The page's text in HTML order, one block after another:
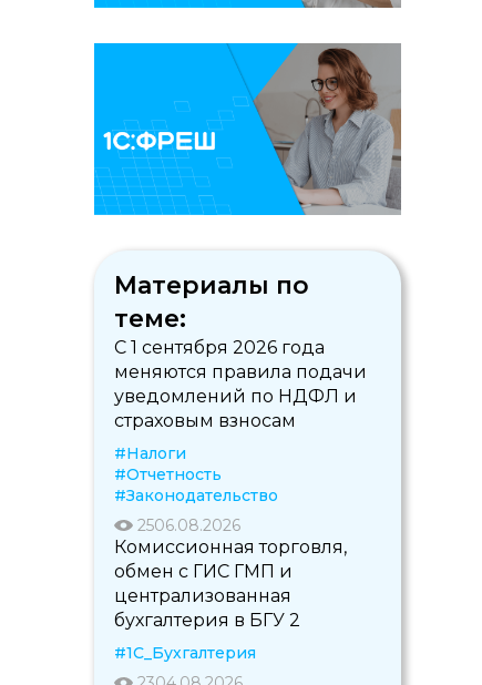
Материалы по
теме:
С 1 сентября 2026 года
меняются правила подачи
уведомлений по НДФЛ и
страховым взносам
#Налоги
#Отчетность
#Законодательство
2506.08.2026
Комиссионная торговля,
обмен с ГИС ГМП и
централизованная
бухгалтерия в БГУ 2
#1С_Бухгалтерия